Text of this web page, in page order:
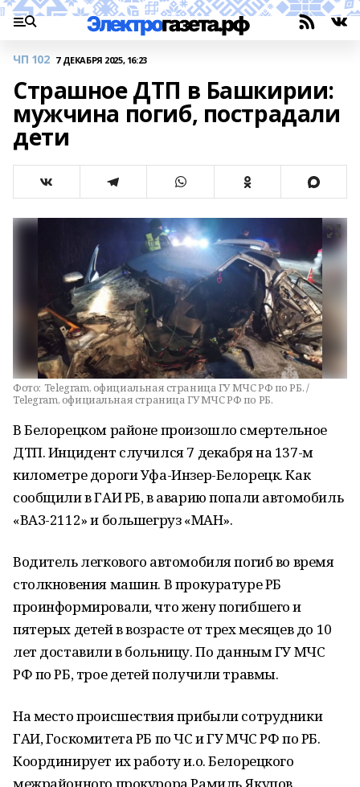
ЧП 102 7 ДЕКАБРЯ 2025, 16:23
Страшное ДТП в Башкирии:
мужчина погиб, пострадали
дети
Фото: Telegram, официальная страница ГУ МЧС РФ по РБ. /
Telegram, официальная страница ГУ МЧС РФ по РБ.
В Белорецком районе произошло смертельное
ДТП. Инцидент случился 7 декабря на 137-м
километре дороги Уфа-Инзер-Белорецк. Как
сообщили в ГАИ РБ, в аварию попали автомобиль
«ВАЗ-2112» и большегруз «МАН».
Водитель легкового автомобиля погиб во время
столкновения машин. В прокуратуре РБ
проинформировали, что жену погибшего и
пятерых детей в возрасте от трех месяцев до 10
лет доставили в больницу. По данным ГУ МЧС
РФ по РБ, трое детей получили травмы.
На место происшествия прибыли сотрудники
ГАИ, Госкомитета РБ по ЧС и ГУ МЧС РФ по РБ.
Координирует их работу и.о. Белорецкого